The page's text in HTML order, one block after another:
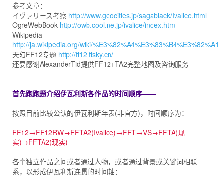
参考文章：
イヴァリース考察 http://www.geocities.jp/sagablack/Ivalice.html
OgreWebBook http://owb.cool.ne.jp/ivalice/index.htm
Wikipedia
http://ja.wikipedia.org/wiki/
天幻FF12专题 http://ff12.ffsky.cn/
还要感谢AlexanderTid提供FF12+TA2完整地图及咨询服务
首先跑跑题介绍伊瓦利斯各作品的时间顺序——
按照目前比较公认的伊瓦利斯年表(非官方)，时间顺序为：
FF12→FF12RW→FFTA2(Ivalice)→FFT→VS→FFTA(现
实)→FFTA2(现实)
各个独立作品之间或者通过人物，或者通过背景或关键词相联
系，以形成伊瓦利斯连贯的时间轴：